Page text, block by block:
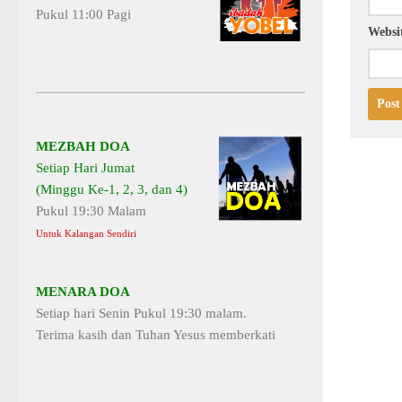
Pukul 11:00 Pagi
MEZBAH DOA
Setiap Hari Jumat
(Minggu Ke-1, 2, 3, dan 4)
Pukul 19:30 Malam
Untuk Kalangan Sendiri
MENARA DOA
Setiap hari Senin Pukul 19:30 malam.
Terima kasih dan Tuhan Yesus memberkati